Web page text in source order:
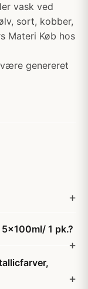
vask ved
sort, kobber,
Materi Køb hos
genereret
1 pk.?